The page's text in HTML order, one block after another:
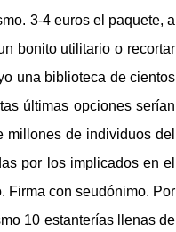
3-4 euros el paquete, a
bonito utilitario o recortar
una biblioteca de cientos
últimas opciones serían
millones de individuos del
por los implicados en el
Firma con seudónimo. Por
10 estanterías llenas de